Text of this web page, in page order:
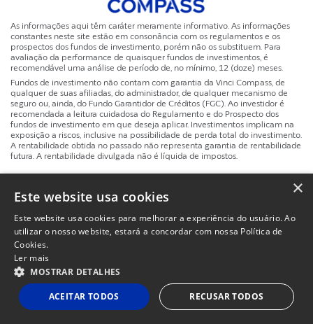
As informações aqui têm caráter meramente informativo. As informações
constantes neste site estão em consonância com os regulamentos e os
prospectos dos fundos de investimento, porém não os substituem. Para
avaliação da performance de quaisquer fundos de investimentos, é
recomendável uma análise de período de, no mínimo, 12 (doze) meses.
Fundos de investimento não contam com garantia da Vinci Compass, de
qualquer de suas afiliadas, do administrador, de qualquer mecanismo de
seguro ou, ainda, do Fundo Garantidor de Créditos (FGC). Ao investidor é
recomendada a leitura cuidadosa do Regulamento e do Prospecto dos
fundos de investimento em que deseja aplicar. Investimentos implicam na
exposição a riscos, inclusive na possibilidade de perda total do investimento.
A rentabilidade obtida no passado não representa garantia de rentabilidade
futura. A rentabilidade divulgada não é líquida de impostos.
Politicas de Privacidade e Termos de Uso ×
Este website usa cookies
Este website usa cookies para melhorar a experiência do usuário. Ao
utilizar o nosso website, estará a concordar com nossa Política de
Cookies.
Ler mais
MOSTRAR DETALHES
ACEITAR TODOS RECUSAR TODOS